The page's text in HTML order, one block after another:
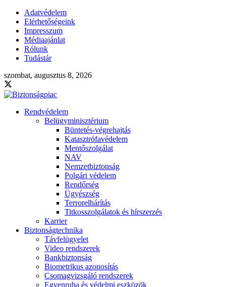
Adatvédelem
Elérhetőségeink
Impresszum
Médiaajánlat
Rólunk
Tudástár
szombat, augusztus 8, 2026
Rendvédelem
Belügyminisztérium
Büntetés-végrehajtás
Katasztrófavédelem
Mentőszolgálat
NAV
Nemzetbiztonság
Polgári védelem
Rendőrség
Ügyészség
Terrorelhárítás
Titkosszolgálatok és hírszerzés
Karrier
Biztonságtechnika
Távfelügyelet
Video rendszerek
Bankbiztonság
Biometrikus azonosítás
Csomagvizsgáló rendszerek
Egyenruha és védelmi eszközök